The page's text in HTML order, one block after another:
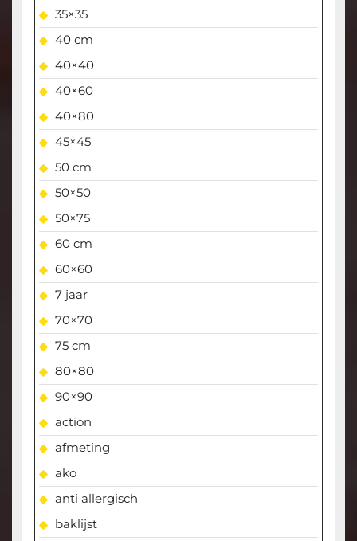
35×35
40 cm
40×40
40×60
40×80
45×45
50 cm
50×50
50×75
60 cm
60×60
7 jaar
70×70
75 cm
80×80
90×90
action
afmeting
ako
anti allergisch
baklijst